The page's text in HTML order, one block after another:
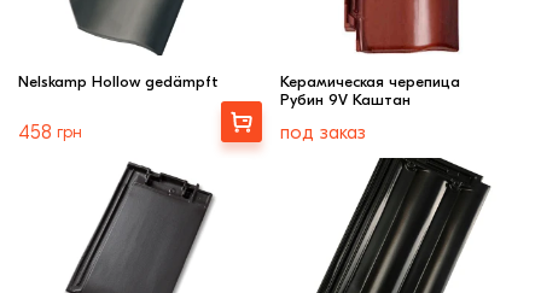
Nelskamp Hollow gedämpft
458 грн
Выбрать
Керамическая черепица
Рубин 9V Каштан
под заказ